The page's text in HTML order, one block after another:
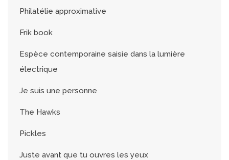
Philatélie approximative
Frik book
Espèce contemporaine saisie dans la lumière
électrique
Je suis une personne
The Hawks
Pickles
Juste avant que tu ouvres les yeux